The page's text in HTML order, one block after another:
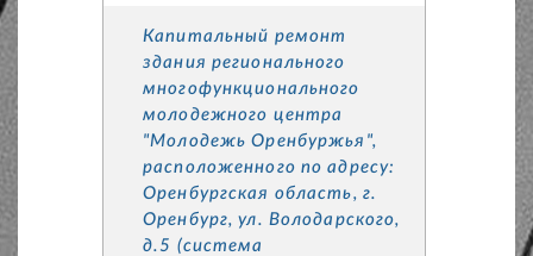
Капитальный ремонт
здания регионального
многофункционального
молодежного центра
"Молодежь Оренбуржья",
расположенного по адресу:
Оренбургская область, г.
Оренбург, ул. Володарского,
д.5 (система